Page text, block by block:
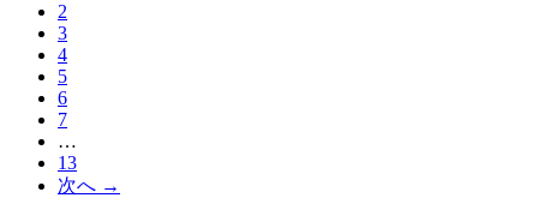
2
3
4
5
6
7
…
13
次へ →